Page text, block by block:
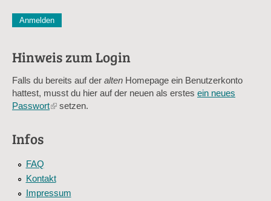
Diese Sicherheitsfrage überprüft, ob Sie ein menschlicher
Sag mir nicht, wie viele Sternlein stehen
Hinweis zum Login
Falls du bereits auf der alten Homepage ein Benutzerkonto
hattest, musst du hier auf der neuen als erstes ein neues
Passwort(linksetzen.
Infos
FAQ
Kontakt
Impressum